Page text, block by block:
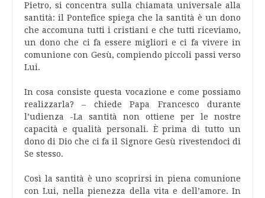
Pietro, si concentra sulla chiamata universale alla
santità: il Pontefice spiega che la santità è un dono
che accomuna tutti i cristiani e che tutti riceviamo,
un dono che ci fa essere migliori e ci fa vivere in
comunione con Gesù, compiendo piccoli passi verso
Lui.
In cosa consiste questa vocazione e come possiamo
realizzarla? – chiede Papa Francesco durante
l’udienza -La santità non ottiene per le nostre
capacità e qualità personali. È prima di tutto un
dono di Dio che ci fa il Signore Gesù rivestendoci di
Se stesso.
Così la santità è uno scoprirsi in piena comunione
con Lui, nella pienezza della vita e dell’amore. In